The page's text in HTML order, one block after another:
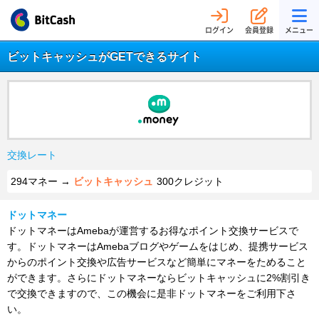
ログイン 会員登録 メニュー
ビットキャッシュがGETできるサイト
交換レート
294マネー → ビットキャッシュ 300クレジット
ドットマネー
ドットマネーはAmebaが運営するお得なポイント交換サービスで
す。ドットマネーはAmebaブログやゲームをはじめ、提携サービス
からのポイント交換や広告サービスなど簡単にマネーをためること
ができます。さらにドットマネーならビットキャッシュに2%割引き
で交換できますので、この機会に是非ドットマネーをご利用下さ
い。